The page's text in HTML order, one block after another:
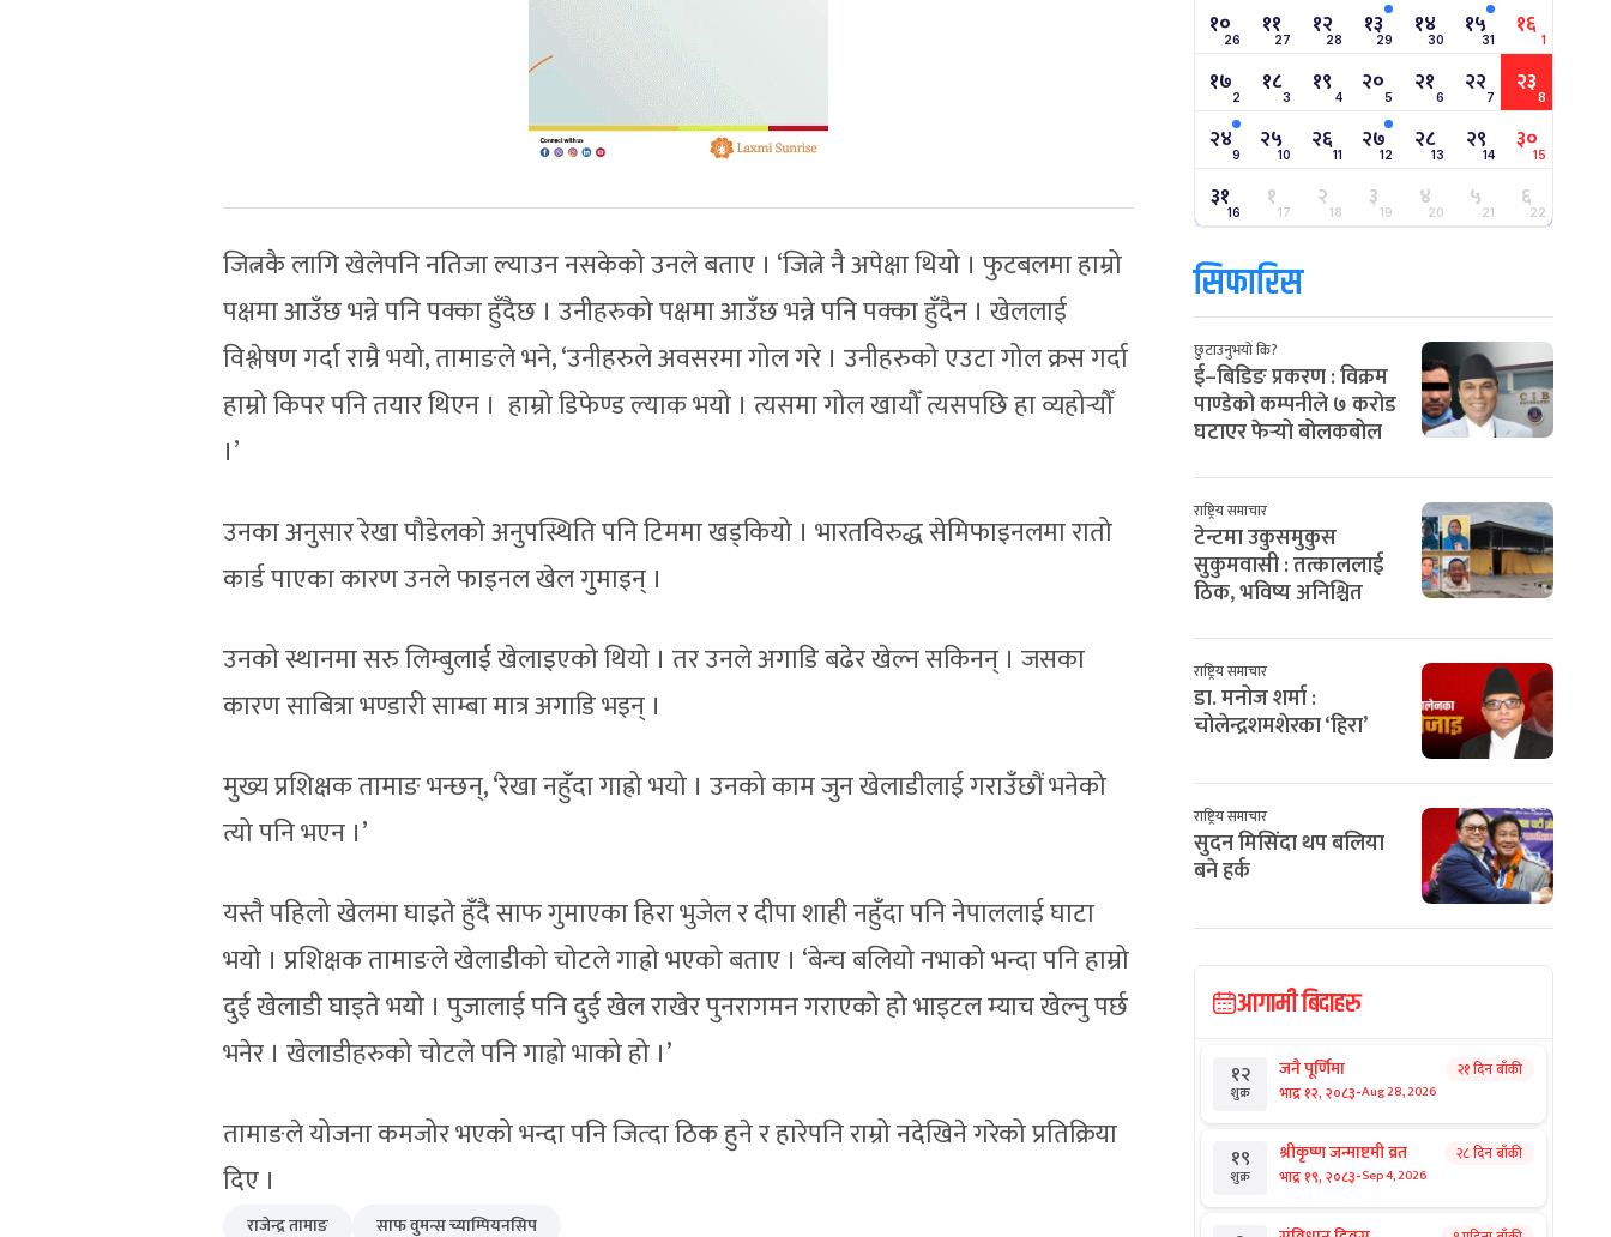
जित्नकै लागि खेलेपनि नतिजा ल्याउन नसकेको उनले बताए । ‘जित्ने नै अपेक्षा थियो । फुटबलमा हाम्रो
पक्षमा आउँछ भन्ने पनि पक्का हुँदैछ । उनीहरुको पक्षमा आउँछ भन्ने पनि पक्का हुँदैन । खेललाई
विश्लेषण गर्दा राम्रै भयो, तामाङले भने, ‘उनीहरुले अवसरमा गोल गरे । उनीहरुको एउटा गोल क्रस गर्दा
हाम्रो किपर पनि तयार थिएन । हाम्रो डिफेण्ड ल्याक भयो । त्यसमा गोल खायौँ त्यसपछि हा व्यहोर्‍यौँ
।’
उनका अनुसार रेखा पौडेलको अनुपस्थिति पनि टिममा खड्कियो । भारतविरुद्ध सेमिफाइनलमा रातो
कार्ड पाएका कारण उनले फाइनल खेल गुमाइन् ।
उनको स्थानमा सरु लिम्बुलाई खेलाइएको थियो । तर उनले अगाडि बढेर खेल्न सकिनन् । जसका
कारण साबित्रा भण्डारी साम्बा मात्र अगाडि भइन् ।
मुख्य प्रशिक्षक तामाङ भन्छन्, ‘रेखा नहुँदा गाह्रो भयो । उनको काम जुन खेलाडीलाई गराउँछौं भनेको
त्यो पनि भएन ।’
यस्तै पहिलो खेलमा घाइते हुँदै साफ गुमाएका हिरा भुजेल र दीपा शाही नहुँदा पनि नेपाललाई घाटा
भयो । प्रशिक्षक तामाङले खेलाडीको चोटले गाह्रो भएको बताए । ‘बेन्च बलियो नभाको भन्दा पनि हाम्रो
दुई खेलाडी घाइते भयो । पुजालाई पनि दुई खेल राखेर पुनरागमन गराएको हो भाइटल म्याच खेल्नु पर्छ
भनेर । खेलाडीहरुको चोटले पनि गाह्रो भाको हो ।’
तामाङले योजना कमजोर भएको भन्दा पनि जित्दा ठिक हुने र हारेपनि राम्रो नदेखिने गरेको प्रतिक्रिया
दिए ।
राजेन्द्र तामाङ साफ वुमन्स च्याम्पियनसिप
१०26 ११27 १२28 १३29 १४30 १५31 १६ 1
१७2 १८3 १९ 4 २०5 २१6 २२7 २३8
२४9 २५10 २६11 २७12 २८13 २९14 ३०15
३१16 १17 २18 ३19 ४20 ५21 ६22
सिफारिस
छुटाउनुभयो कि?
ई–बिडिङ प्रकरण : विक्रम
पाण्डेको कम्पनीले ७ करोड
घटाएर फेर्‍यो बोलकबोल
राष्ट्रिय समाचार
टेन्टमा उकुसमुकुस
सुकुमवासी : तत्काललाई
ठिक, भविष्य अनिश्चित
राष्ट्रिय समाचार
डा. मनोज शर्मा :
चोलेन्द्रशमशेरका ‘हिरा’
राष्ट्रिय समाचार
सुदन मिसिंदा थप बलिया
बने हर्क
आगामी बिदाहरु
१२
शुक्र
जनै पूर्णिमा
भाद्र १२, २०८३-Aug 28, 2026
२१ दिन बाँकी
१९
शुक्र
श्रीकृष्ण जन्माष्टमी व्रत
भाद्र १९, २०८३-Sep 4, 2026
२८ दिन बाँकी